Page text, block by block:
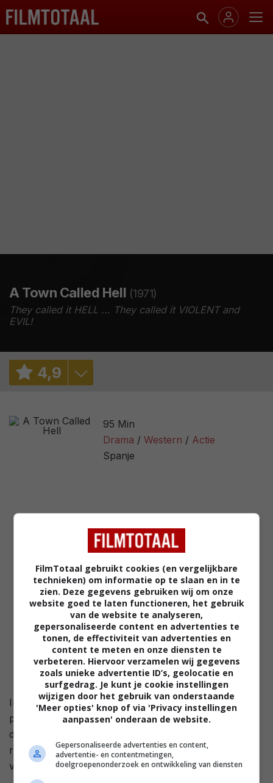
A Town Called Hell (1971)
They called it HELL ... They called it VIOLENT and
EVIL!
4,9
2,4/ 11
95 Min
Drama
Western
Actie
Spanje
In 1895 wordt in het Mexicaanse stadje Bastard een
populaire priester vermoord. Tien jaar later wordt het
dorp geregeerd door een wrede dictator. Hij kan
rekenen op de steun van de nieuwe priester, die zijn
voorganger vermoordde.
FilmTotaal gebruikt cookies (en vergelijkbare
technieken) om informatie op te slaan en in te
zien. Deze gegevens gebruiken wij om onze
website goed te laten functioneren, het gebruik
van de website te analyseren,
gepersonaliseerde content en advertenties te
tonen, de effectiviteit van advertenties en
content te meten en onze diensten te
verbeteren. Hiervoor verzamelen wij gegevens
zoals unieke advertentie ID’s, geolocatie en
surfgedrag. Je kunt je cookie instellingen
wijzigen door het gebruik van onderstaande
'Meer opties' knop of via 'Privacy instellingen
aanpassen' onderaan de website.
Gepersonaliseerde advertenties en content,
advertentie- en contentmetingen,
doelgroepenonderzoek en ontwikkeling van diensten